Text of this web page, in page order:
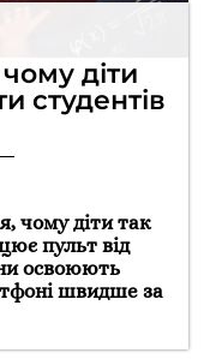
діти
студентів
чому діти так
пульт від
освоюють
швидше за